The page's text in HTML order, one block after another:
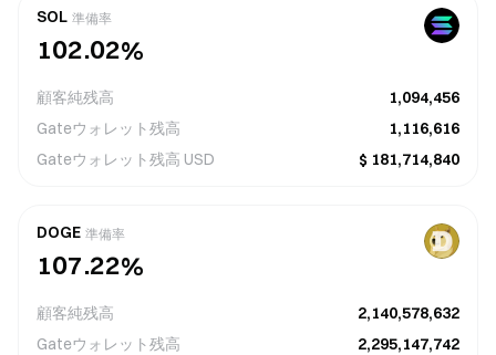
SOL 準備率
1
2
5
6
8
9
0
0
2
3
6
7
9
.0
0
2
3
6
7
9
%
顧客純残高
1,094,456
Gateウォレット残高
1,116,616
Gateウォレット残高 USD $ 181,714,840
DOGE 準備率
1
2
5
6
8
9
0
1
2
4
5
7
8
.
0
2
3
6
7
90
2
3
6
7
9
%
顧客純残高
2,140,578,632
Gateウォレット残高
2,295,147,742